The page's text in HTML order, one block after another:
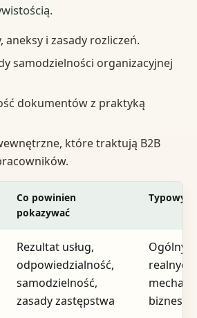
i zasady rozliczeń.
samodzielności organizacyjnej
dokumentów z praktyką
które traktują B2B
Co powinien
pokazywać
Typowy
Rezultat usług,
odpowiedzialność,
samodzielność,
zasady zastępstwa
Ogólny
realnych